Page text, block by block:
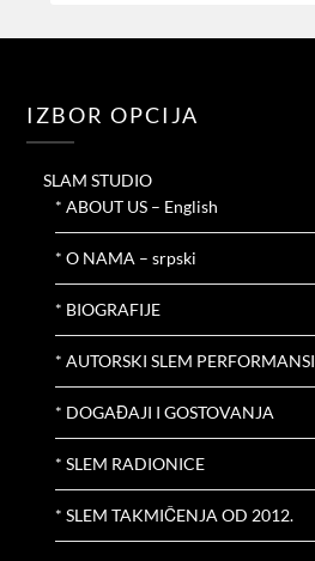
IZBOR OPCIJA
SLAM STUDIO
* ABOUT US – English
* O NAMA – srpski
* BIOGRAFIJE
* AUTORSKI SLEM PERFORMANSI
* DOGAĐAJI I GOSTOVANJA
* SLEM RADIONICE
* SLEM TAKMIČENJA OD 2012.